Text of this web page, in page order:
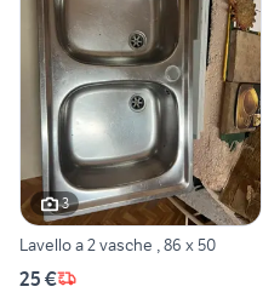
3
Lavello a 2 vasche , 86 x 50
25 €